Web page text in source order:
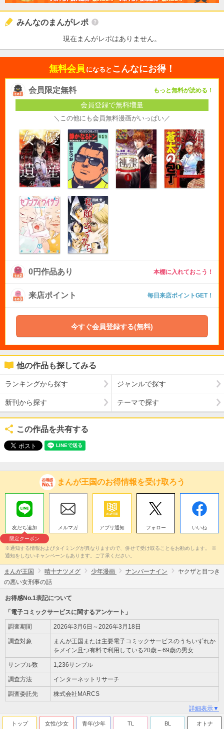
みんなのまんがレポ
現在まんがレポはありません。
無料会員 になると こんなにお得！
会員限定無料 もっと無料が読める！
会員登録で無料増量
＼この他にも会員無料漫画がいっぱい／
0円作品あり 本棚に入れておこう！
来店ポイント 毎日来店ポイントGET！
今すぐ会員登録する(無料)
他の作品も探してみる
ランキングから探す ジャンルで探す
新刊から探す テーマで探す
この作品を共有する
まんが王国のお得情報を受け取ろう
友だち追加
限定クーポン
メルマガ アプリ通知 フォロー いいね
※通知する情報およびタイミングが異なりますので、併せて受け取ることをお勧めします。 ※
通知をしないキャンペーンもあります。ご了承ください。
まんが王国 晴十ナツメグ 少年漫画 ナンバーナイン
ヤクザと目つき
の悪い女刑事の話
お得感No.1表記について
「電子コミックサービスに関するアンケート」
調査期間 2026年3月6日～2026年3月18日
調査対象
まんが王国または主要電子コミックサービスのうちいずれか
をメイン且つ有料で利用している20歳～69歳の男女
サンプル数 1,236サンプル
調査方法 インターネットリサーチ
調査委託先 株式会社MARCS
詳細表示▼
トップ 女性/少女 青年/少年 TL BL オトナ